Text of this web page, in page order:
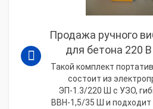
Продажа ручного
для бетона 220
Такой комплект
состоит из
ЭП-1.3/220 Ш с УЗО,
ВВН-1,5/35 Ш и подходит